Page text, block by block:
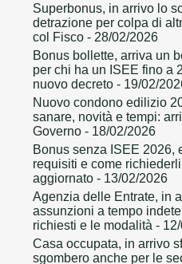
Superbonus, in arrivo lo
detrazione per colpa di
col Fisco - 28/02/2026
Bonus bollette, arriva un
per chi ha un ISEE fino a
nuovo decreto - 19/02/
Nuovo condono edilizio
sanare, novità e tempi:
Governo - 18/02/2026
Bonus senza ISEE 2026,
requisiti e come
aggiornato - 13/02/2026
Agenzia delle Entrate, in
assunzioni a tempo
richiesti e le modalità -
Casa occupata, in arrivo
sgombero anche per le